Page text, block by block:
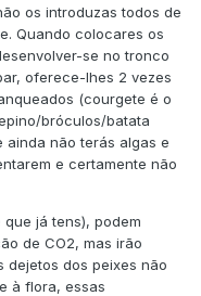
os introduzas todos de
Quando colocares os
se no tronco
oferece-lhes 2 vezes
(courgete é o
bróculos/batata
não terás algas e
e certamente não
já tens), podem
de CO2, mas irão
dejetos dos peixes não
à flora, essas